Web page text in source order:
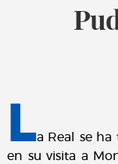
La Real se
en su visita a